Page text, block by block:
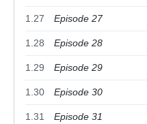
1.27 Episode 27
1.28 Episode 28
1.29 Episode 29
1.30 Episode 30
1.31 Episode 31